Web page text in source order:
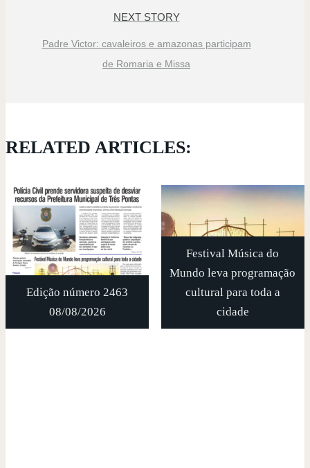
NEXT STORY
Padre Victor: cavaleiros e amazonas participam
de Romaria e Missa
RELATED ARTICLES:
Edição número 2463
08/08/2026
Festival Música do
Mundo leva programação
cultural para toda a
cidade